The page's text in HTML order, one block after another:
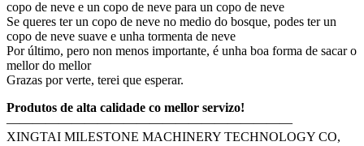
copo de neve e un copo de neve para un copo de neve
Se queres ter un copo de neve no medio do bosque, podes ter un
copo de neve suave e unha tormenta de neve
Por último, pero non menos importante, é unha boa forma de sacar o
mellor do mellor
Grazas por verte, terei que esperar.
Produtos de alta calidade co mellor servizo!
——————————————————————
XINGTAI MILESTONE MACHINERY TECHNOLOGY CO,